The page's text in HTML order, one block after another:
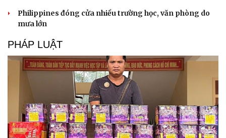
Săn Tour
check-in
Đọc truyện đêm khuya
Philippines đóng cửa nhiều trường học, văn phòng do
mưa lớn
PHÁP LUẬT